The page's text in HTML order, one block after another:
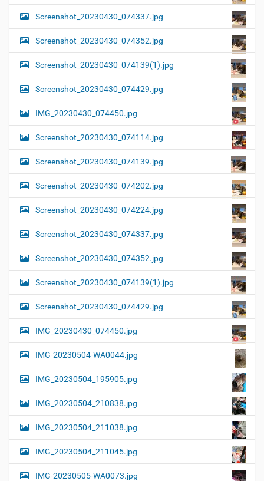
Screenshot_20230430_074337.jpg
Screenshot_20230430_074352.jpg
Screenshot_20230430_074139(1).jpg
Screenshot_20230430_074429.jpg
IMG_20230430_074450.jpg
Screenshot_20230430_074114.jpg
Screenshot_20230430_074139.jpg
Screenshot_20230430_074202.jpg
Screenshot_20230430_074224.jpg
Screenshot_20230430_074337.jpg
Screenshot_20230430_074352.jpg
Screenshot_20230430_074139(1).jpg
Screenshot_20230430_074429.jpg
IMG_20230430_074450.jpg
IMG-20230504-WA0044.jpg
IMG_20230504_195905.jpg
IMG_20230504_210838.jpg
IMG_20230504_211038.jpg
IMG_20230504_211045.jpg
IMG-20230505-WA0073.jpg